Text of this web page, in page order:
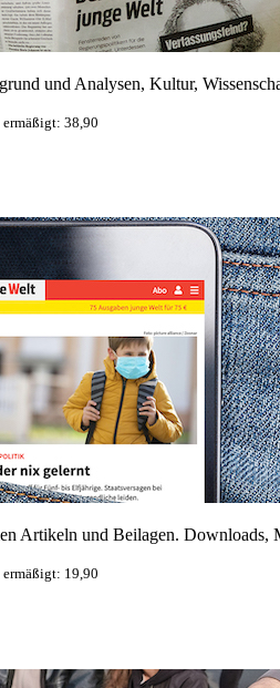
und Analysen, Kultur,
38,90
Artikeln und Beilagen. Downloads,
19,90